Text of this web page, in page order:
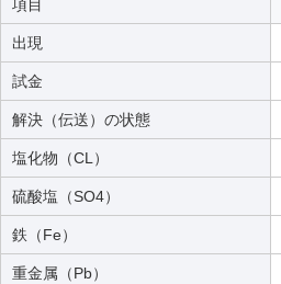
項目
出現
試金
解決（伝送）の状態
塩化物（CL）
硫酸塩（SO4）
鉄（Fe）
重金属（Pb）